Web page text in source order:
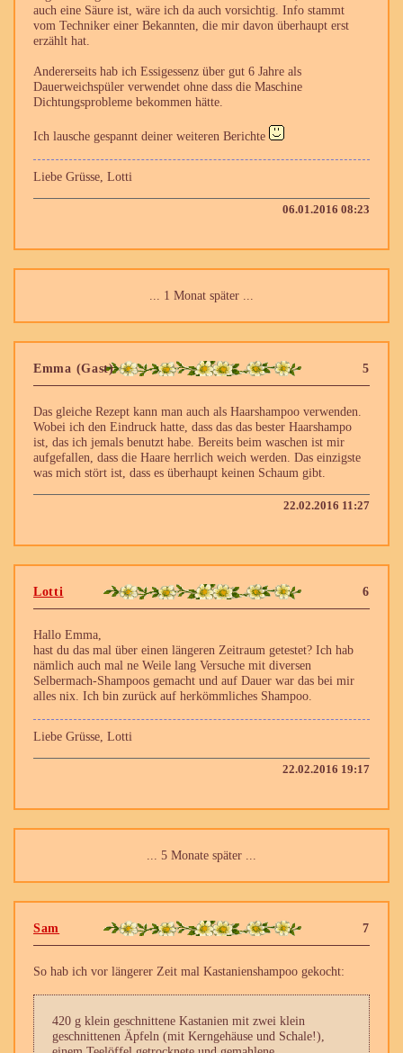
auch eine Säure ist, wäre ich da auch vorsichtig. Info stammt
vom Techniker einer Bekannten, die mir davon überhaupt erst
erzählt hat.
Andererseits hab ich Essigessenz über gut 6 Jahre als
Dauerweichspüler verwendet ohne dass die Maschine
Dichtungsprobleme bekommen hätte.
Ich lausche gespannt deiner weiteren Berichte
Liebe Grüsse, Lotti
06.01.2016 08:23
... 1 Monat später ...
5
Emma (Gast)
Das gleiche Rezept kann man auch als Haarshampoo verwenden.
Wobei ich den Eindruck hatte, dass das das bester Haarshampo
ist, das ich jemals benutzt habe. Bereits beim waschen ist mir
aufgefallen, dass die Haare herrlich weich werden. Das einzigste
was mich stört ist, dass es überhaupt keinen Schaum gibt.
22.02.2016 11:27
6
Lotti
Hallo Emma,
hast du das mal über einen längeren Zeitraum getestet? Ich hab
nämlich auch mal ne Weile lang Versuche mit diversen
Selbermach-Shampoos gemacht und auf Dauer war das bei mir
alles nix. Ich bin zurück auf herkömmliches Shampoo.
Liebe Grüsse, Lotti
22.02.2016 19:17
... 5 Monate später ...
7
Sam
So hab ich vor längerer Zeit mal Kastanienshampoo gekocht:
420 g klein geschnittene Kastanien mit zwei klein
geschnittenen Äpfeln (mit Kerngehäuse und Schale!),